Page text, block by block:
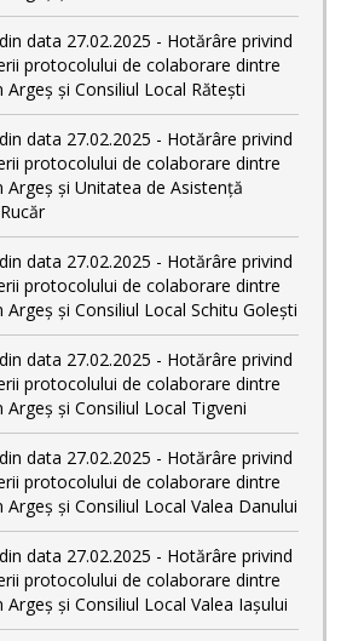
data 27.02.2025 - Hotărâre privind
protocolului de colaborare dintre
Argeș și Consiliul Local Rătești
data 27.02.2025 - Hotărâre privind
protocolului de colaborare dintre
Argeș și Unitatea de Asistență
data 27.02.2025 - Hotărâre privind
protocolului de colaborare dintre
Argeș și Consiliul Local Schitu Golești
data 27.02.2025 - Hotărâre privind
protocolului de colaborare dintre
Argeș și Consiliul Local Tigveni
data 27.02.2025 - Hotărâre privind
protocolului de colaborare dintre
Argeș și Consiliul Local Valea Danului
data 27.02.2025 - Hotărâre privind
protocolului de colaborare dintre
Argeș și Consiliul Local Valea Iașului